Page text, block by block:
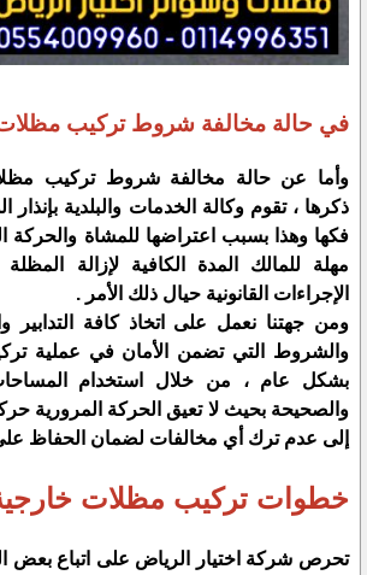
في حالة مخالفة شروط تركيب
وأما عن حالة مخالفة شروط تركيب
ذكرها ، تقوم وكالة الخدمات والبلدية بإنذار
فكها وهذا بسبب اعتراضها للمشاة والحركة
مهلة للمالك المدة الكافية لإزالة
الإجراءات القانونية حيال ذلك الأمر .
ومن جهتنا نعمل على اتخاذ كافة التدابير
والشروط التي تضمن الأمان في عملية
بشكل عام ، من خلال استخدام
والصحيحة بحيث لا تعيق الحركة المرورية
إلى عدم ترك أي مخالفات لضمان الحفاظ
خطوات تركيب مظلات
تحرص شركة اختيار الرياض على اتباع بعض